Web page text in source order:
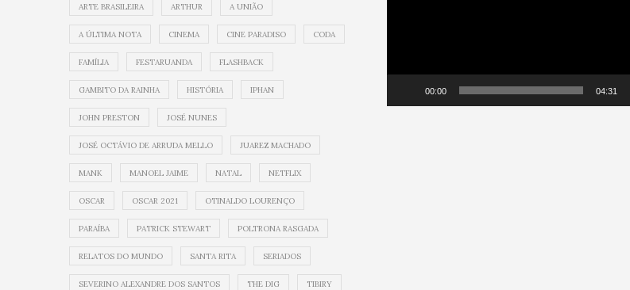
ARTE BRASILEIRA ARTHUR A UNIÃO
A ÚLTIMA NOTA CINEMA CINE PARADISO CODA
FAMÍLIA FESTARUANDA FLASHBACK
GAMBITO DA RAINHA HISTÓRIA IPHAN
JOHN PRESTON JOSÉ NUNES
JOSÉ OCTÁVIO DE ARRUDA MELLO JUAREZ MACHADO
MANK MANOEL JAIME NATAL NETFLIX
OSCAR OSCAR 2021 OTINALDO LOURENÇO
PARAÍBA PATRICK STEWART POLTRONA RASGADA
RELATOS DO MUNDO SANTA RITA SERIADOS
SEVERINO ALEXANDRE DOS SANTOS THE DIG TIBIRY
00:00 04:31